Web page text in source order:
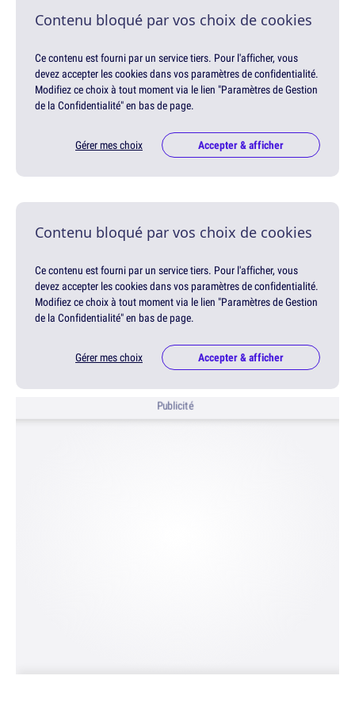
Contenu bloqué par vos choix de cookies
Ce contenu est fourni par un service tiers. Pour l'afficher, vous
devez accepter les cookies dans vos paramètres de confidentialité.
Modifiez ce choix à tout moment via le lien "Paramètres de Gestion
de la Confidentialité" en bas de page.
Gérer mes choix Accepter & afficher
Contenu bloqué par vos choix de cookies
Ce contenu est fourni par un service tiers. Pour l'afficher, vous
devez accepter les cookies dans vos paramètres de confidentialité.
Modifiez ce choix à tout moment via le lien "Paramètres de Gestion
de la Confidentialité" en bas de page.
Gérer mes choix Accepter & afficher
Publicité